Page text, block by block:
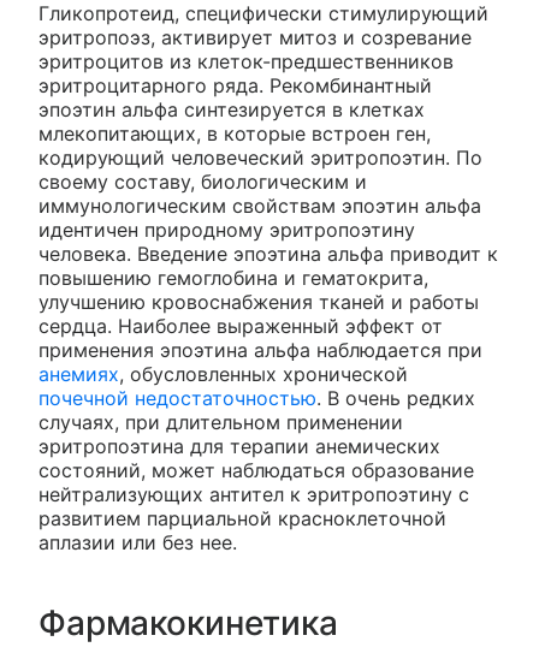
Гликопротеид, специфически стимулирующий
эритропоэз, активирует митоз и созревание
эритроцитов из клеток-предшественников
эритроцитарного ряда. Рекомбинантный
эпоэтин альфа синтезируется в клетках
млекопитающих, в которые встроен ген,
кодирующий человеческий эритропоэтин. По
своему составу, биологическим и
иммунологическим свойствам эпоэтин альфа
идентичен природному эритропоэтину
человека. Введение эпоэтина альфа приводит к
повышению гемоглобина и гематокрита,
улучшению кровоснабжения тканей и работы
сердца. Наиболее выраженный эффект от
применения эпоэтина альфа наблюдается при
анемиях, обусловленных хронической
почечной недостаточностью. В очень редких
случаях, при длительном применении
эритропоэтина для терапии анемических
состояний, может наблюдаться образование
нейтрализующих антител к эритропоэтину с
развитием парциальной красноклеточной
аплазии или без нее.
Фармакокинетика